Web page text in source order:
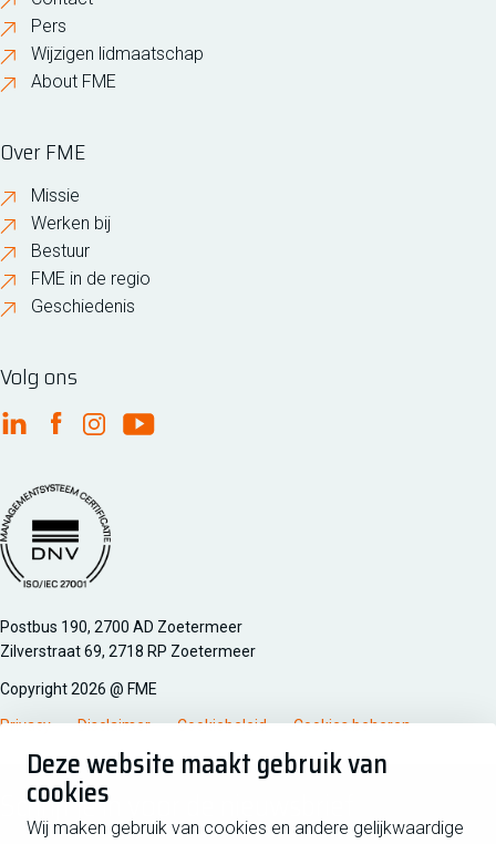
Deze website maakt gebruik van
cookies
Wij maken gebruik van cookies en andere gelijkwaardige
Pers
Wijzigen lidmaatschap
About FME
Over FME
Missie
Werken bij
Bestuur
FME in de regio
Geschiedenis
Volg ons
FME Linkedin
FME Facebook
FME Instagram
FME Youtube
Managementsyteem certificatie DNV iso/iec 27001
Postbus 190, 2700 AD Zoetermeer
Zilverstraat 69, 2718 RP Zoetermeer
Copyright 2026 @ FME
Privacy Disclaimer Cookiebeleid Cookies beheren
Schrijf je in voor de nieuwsbrief